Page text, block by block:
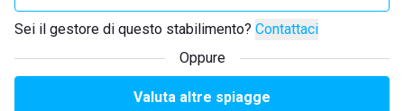
Sei il gestore di questo stabilimento? Contattaci
Oppure
Valuta altre spiagge